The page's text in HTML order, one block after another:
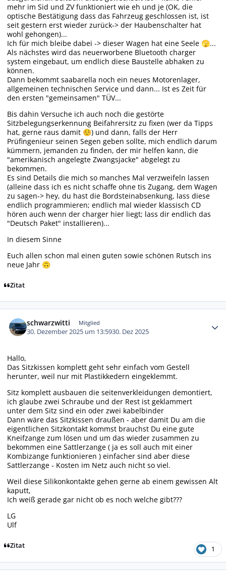
mehr im Sid und ZV funktioniert wie eh und je (OK, die
optische Bestätigung dass das Fahrzeug geschlossen ist, ist
seit gestern erst wieder zurück-> der Haubenschalter hat
wohl gehongen)...
Ich für mich bleibe dabei -> dieser Wagen hat eine Seele 🫣...
Als nächstes wird das neuerworbene Bluetooth charger
system eingebaut, um endlich diese Baustelle abhaken zu
können.
Dann bekommt saabarella noch ein neues Motorenlager,
allgemeinen technischen Service und dann... Ist es Zeit für
den ersten "gemeinsamen" TÜV...
Bis dahin Versuche ich auch noch die gestörte
Sitzbelegungserkennung Beifahrersitz zu fixen (wer da Tipps
hat, gerne raus damit ☺️) und dann, falls der Herr
Prüfingenieur seinen Segen geben sollte, mich endlich darum
kümmern, jemanden zu finden, der mir helfen kann, die
"amerikanisch angelegte Zwangsjacke" abgelegt zu
bekommen.
Es sind Details die mich so manches Mal verzweifeln lassen
(alleine dass ich es nicht schaffe ohne tis Zugang, dem Wagen
zu sagen-> hey, du hast die Bordsteinabsenkung, lass diese
endlich programmieren; endlich mal wieder klassisch CD
hören auch wenn der charger hier liegt; lass dir endlich das
"Deutsch Paket" installieren)...
In diesem Sinne
Euch allen schon mal einen guten sowie schönen Rutsch ins
neue Jahr 🙃
Zitat
schwarzwitti Mitglied
30. Dezember 2025 um 13:5930. Dez 2025
Hallo,
Das Sitzkissen komplett geht sehr einfach vom Gestell
herunter, weil nur mit Plastikkedern eingeklemmt.
Sitz komplett ausbauen die seitenverkleidungen demontiert,
ich glaube zwei Schraube und der Rest ist geklammert
unter dem Sitz sind ein oder zwei kabelbinder
Dann wäre das Sitzkissen draußen - aber damit Du am die
eigentlichen Sitzkontakt kommst brauchst Du eine gute
Kneifzange zum lösen und um das wieder zusammen zu
bekommen eine Sattlerzange ( ja es soll auch mit einer
Kombizange funktionieren ) einfacher sind aber diese
Sattlerzange - Kosten im Netz auch nicht so viel.
Weil diese Silikonkontakte gehen gerne ab einem gewissen Alt
kaputt,
Ich weiß gerade gar nicht ob es noch welche gibt???
LG
Ulf
Zitat 1